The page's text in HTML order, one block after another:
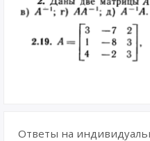
Ответы на